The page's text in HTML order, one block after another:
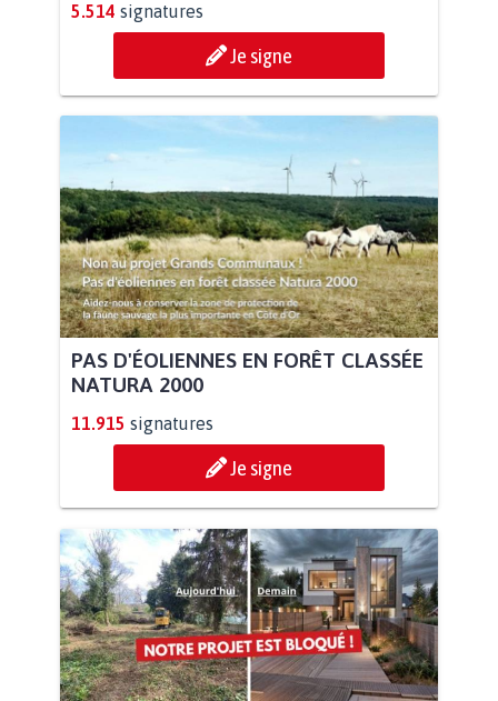
5.514 signatures
Je signe
PAS D'ÉOLIENNES EN FORÊT CLASSÉE
NATURA 2000
11.915 signatures
Je signe